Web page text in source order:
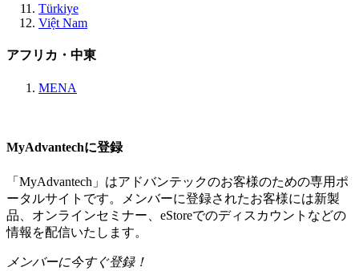
Türkiye
Việt Nam
アフリカ・中東
MENA
MyAdvantechに登録
「MyAdvantech」はアドバンテックのお客様のための専用ポ
ータルサイトです。メンバーに登録されたお客様には新製
品、オンラインセミナー、eStoreでのディスカウントなどの
情報を配信いたします。
メンバーに今すぐ登録！